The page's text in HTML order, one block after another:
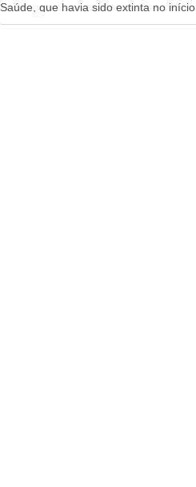
Saúde, que havia sido extinta no início
do terceiro governo do